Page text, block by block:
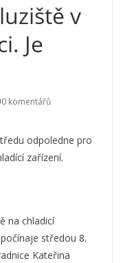
v
Je
0 komentářů
odpoledne pro
zařízení.
na chladicí
středou 8.
Kateřina